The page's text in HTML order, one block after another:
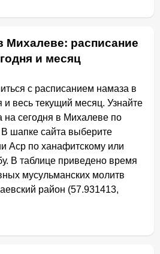
Михалеве: расписание
и месяц
с расписанием намаза в
и весь текущий месяц. Узнайте
на сегодня в Михалеве по
шапке сайта выберите
Аср по ханафитскому или
В таблице приведено время
мусульманских молитв
район (57.931413,